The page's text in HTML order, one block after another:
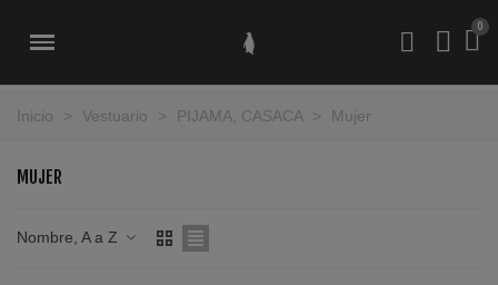
Inicio > Vestuario > PIJAMA, CASACA > Mujer
MUJER
Nombre, A a Z